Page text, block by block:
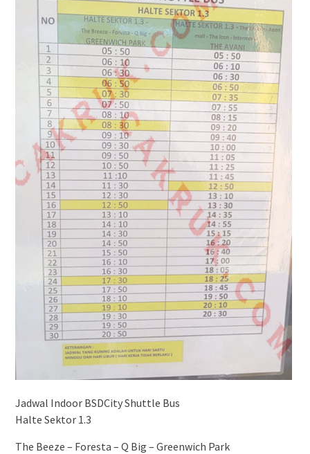
Jadwal Indoor BSDCity Shuttle Bus
Halte Sektor 1.3
The Beeze – Foresta – Q Big – Greenwich Park